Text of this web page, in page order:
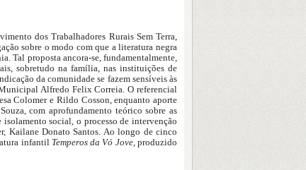
dos Trabalhadores Rurais Sem Terra,
sobre o modo com que a literatura negra
Tal proposta ancora-se, fundamentalmente,
sobretudo na família, nas instituições de
da comunidade se fazem sensíveis às
Alfredo Felix Correia. O referencial
Colomer e Rildo Cosson, enquanto aporte
com aprofundamento teórico sobre as
social, o processo de intervenção
Kailane Donato Santos. Ao longo de cinco
infantil Temperos da Vó Jove, produzido